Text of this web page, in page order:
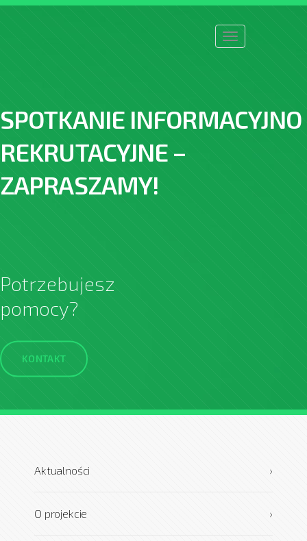
Toggle
navigation
SPOTKANIE
REKRUTACYJNE –
ZAPRASZAMY!
Potrzebujesz
pomocy?
KONTAKT
›
Aktualności
›
O projekcie